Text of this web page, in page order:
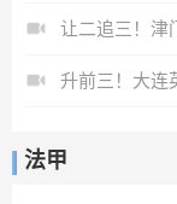
法甲